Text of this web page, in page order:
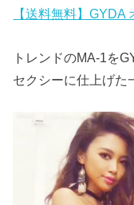
【送料無料】
トレンドのMA-1を
セクシーに仕上げた